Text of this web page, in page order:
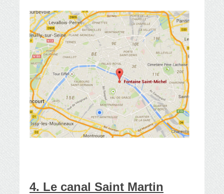
4. Le canal Saint Martin